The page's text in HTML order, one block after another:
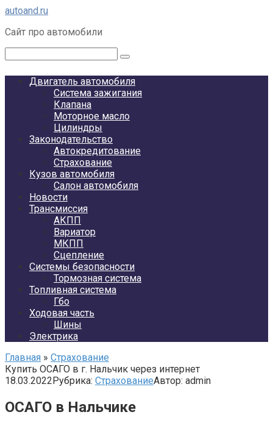
Перейти
контенту
autoand.ru
Сайт про автомобили
Двигатель автомобиля
Система зажигания
Клапана
Моторное масло
Цилиндры
Законодательство
Автокредитование
Страхование
Кузов автомобиля
Салон автомобиля
Новости
Трансмиссия
АКПП
Вариатор
МКПП
Сцепление
Системы безопасности
Тормозная система
Топливная система
Гбо
Ходовая часть
Шины
Электрика
Главная » Страхование
Купить ОСАГО в г. Нальчик через интернет
18.03.2022Рубрика: СтрахованиеАвтор: admin
ОСАГО в Нальчике